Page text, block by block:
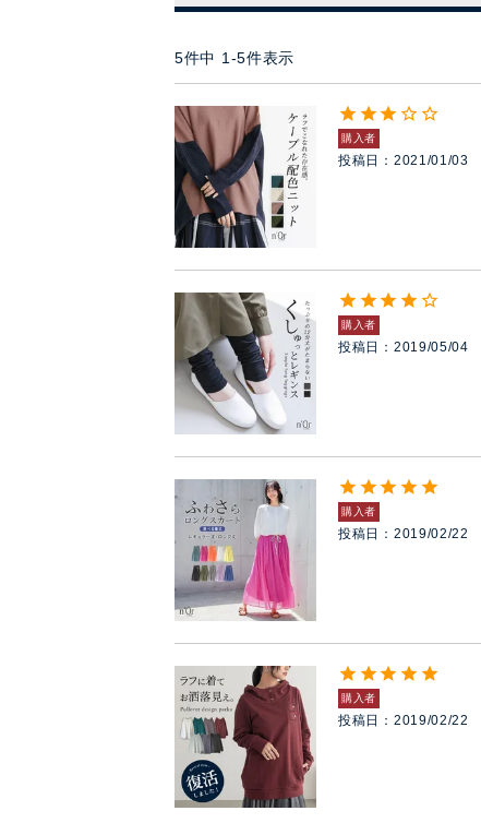
5件中 1 -5件表示
購入者
投稿日 2021/01/03
購入者
投稿日 2019/05/04
購入者
投稿日 2019/02/22
購入者
投稿日 2019/02/22